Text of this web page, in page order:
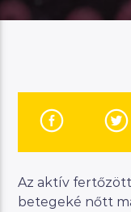
19:00
Manna FM
Az aktív
betegeké nőtt